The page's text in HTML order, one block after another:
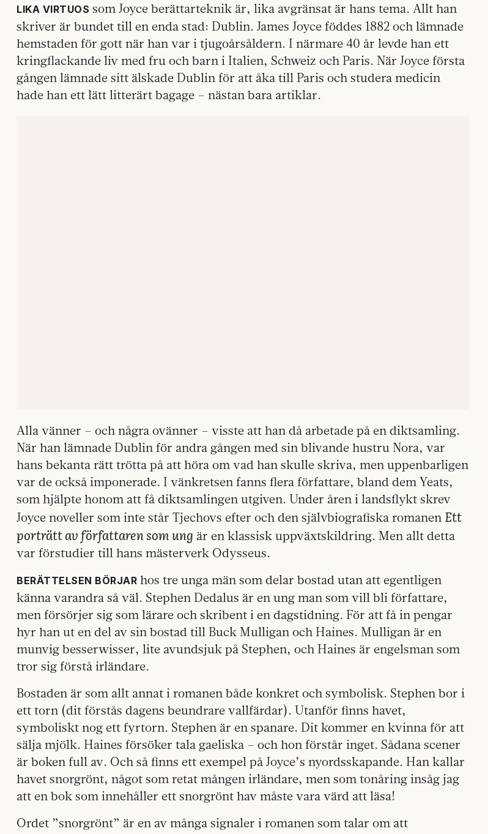
LIKA VIRTUOS som Joyce berättarteknik är, lika avgränsat är hans tema. Allt han
skriver är bundet till en enda stad: Dublin. James Joyce föddes 1882 och lämnade
hemstaden för gott när han var i tjugoårsåldern. I närmare 40 år levde han ett
kringflackande liv med fru och barn i Italien, Schweiz och Paris. När Joyce första
gången lämnade sitt älskade Dublin för att åka till Paris och studera medicin
hade han ett lätt litterärt bagage – nästan bara artiklar.
Alla vänner – och några ovänner – visste att han då arbetade på en diktsamling.
När han lämnade Dublin för andra gången med sin blivande hustru Nora, var
hans bekanta rätt trötta på att höra om vad han skulle skriva, men uppenbarligen
var de också imponerade. I vänkretsen fanns flera författare, bland dem Yeats,
som hjälpte honom att få diktsamlingen utgiven. Under åren i landsflykt skrev
Joyce noveller som inte står Tjechovs efter och den själv­bio­grafiska romanen Ett
porträtt av författaren som ung är en klassisk uppväxtskildring. Men allt detta
var förstudier till hans mästerverk Odysseus.
BERÄTTELSEN BÖRJAR hos tre unga män som delar bostad utan att egentligen
känna varandra så väl. Stephen Dedalus är en ung man som vill bli författare,
men försörjer sig som lärare och skribent i en dagstidning. För att få in pengar
hyr han ut en del av sin bostad till Buck Mulligan och Haines. Mulligan är en
munvig besserwisser, lite avundsjuk på Stephen, och Haines är engelsman som
tror sig förstå irländare.
Bostaden är som allt annat i romanen både konkret och symbolisk. Stephen bor i
ett torn (dit förstås dagens beundrare vallfärdar). Utanför finns havet,
symboliskt nog ett fyrtorn. Stephen är en spanare. Dit kommer en kvinna för att
sälja mjölk. Haines försöker tala gaeliska – och hon förstår inget. Sådana scener
är boken full av. Och så finns ett exempel på Joyce’s nyordsskapande. Han kallar
havet snorgrönt, något som retat mången irländare, men som tonåring insåg jag
att en bok som innehåller ett snorgrönt hav måste vara värd att läsa!
Ordet ”snorgrönt” är en av många signaler i romanen som talar om att